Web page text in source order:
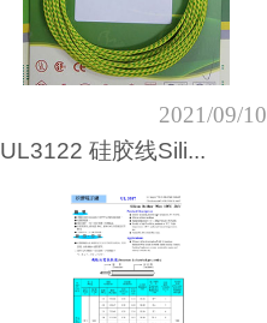
2021/09/10
UL3122 硅胶线Sili...